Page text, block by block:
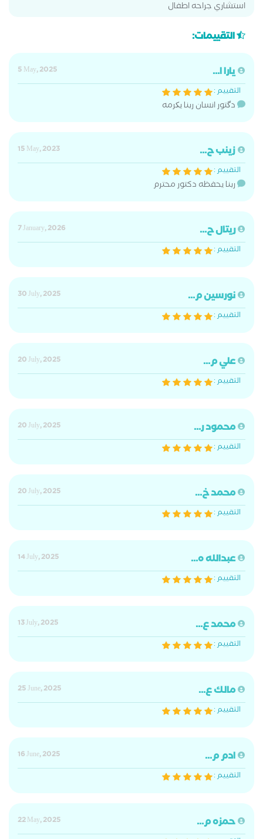
استشاري جراحه اطفال
التقييمات:
يارا ا...
5 May, 2025
التقييم :
دگتور انسان ربنا يکرمه
زينب ح...
15 May, 2023
التقييم :
ربنا يحفظه دكتور محترم
ريتال ح...
7 January, 2026
التقييم :
نورسين م...
30 July, 2025
التقييم :
علي م...
20 July, 2025
التقييم :
محمود ر...
20 July, 2025
التقييم :
محمد خ...
20 July, 2025
التقييم :
عبدالله ه...
14 July, 2025
التقييم :
محمد ع...
13 July, 2025
التقييم :
مالك ع...
25 June, 2025
التقييم :
ادم م...
16 June, 2025
التقييم :
حمزه م...
22 May, 2025